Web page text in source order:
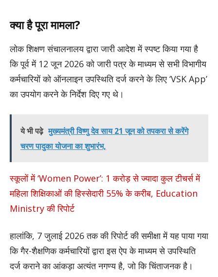
क्या है पूरा मामला?
​लोक शिक्षण संचालनालय द्वारा जारी आदेश में स्पष्ट किया गया है
कि पूर्व में 12 जून 2026 को जारी पत्र के माध्यम से सभी विभागीय
कर्मचारियों को ऑनलाइन उपस्थिति दर्ज करने के लिए ‘VSK App’
का उपयोग करने के निर्देश दिए गए थे।
ये भी पढ़े मुख्यमंत्री विष्णु देव साय 21 जून को तपकरा से करेंगे
चरण पादुका योजना का शुभारंभ,
स्कूलों में ‘Women Power’: 1 करोड़ से ज्यादा कुल टीचर्स में
महिला शिक्षिकाओं की हिस्सेदारी 55% के करीब, Education
Ministry की रिपोर्ट
​हालांकि, 7 जुलाई 2026 तक की रिपोर्ट की समीक्षा में यह पाया गया
कि गैर-शैक्षणिक कर्मचारियों द्वारा इस ऐप के माध्यम से उपस्थिति
दर्ज कराने का आंकड़ा अत्यंत नगण्य है, जो कि चिंताजनक है।